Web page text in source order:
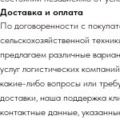
Доставка и оплата
По договоренности с
сельскохозяйственной
предлагаем различные
услуг логистических
какие-либо вопросы или
доставки, наша поддержка
контактные данные,